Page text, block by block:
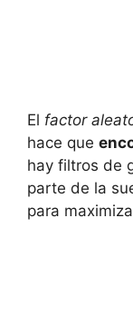
El factor
hace que
hay filtros de
parte de la
para